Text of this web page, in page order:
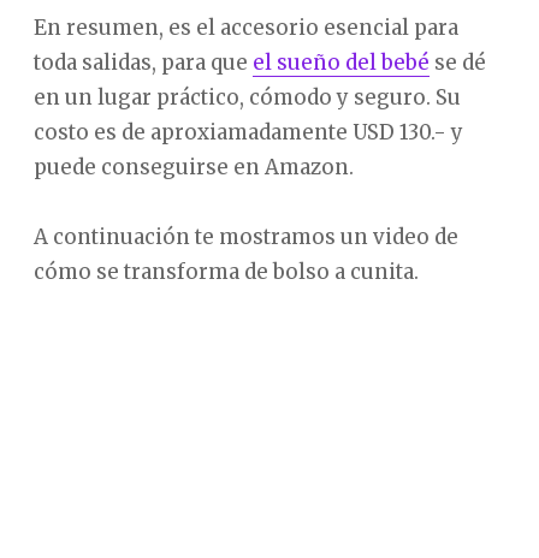
En resumen, es el accesorio esencial para
toda salidas, para que el sueño del bebé se dé
en un lugar práctico, cómodo y seguro. Su
costo es de aproxiamadamente USD 130.- y
puede conseguirse en Amazon.
A continuación te mostramos un video de
cómo se transforma de bolso a cunita.